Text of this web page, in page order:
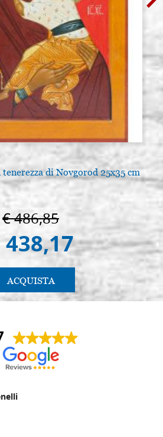
di Novgorod 25x35 cm
€ 486,85
438,17
ACQUISTA